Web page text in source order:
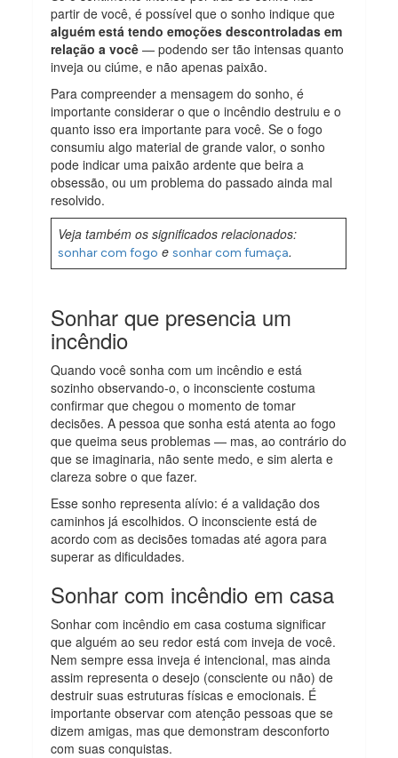
partir de você, é possível que o sonho indique que
alguém está tendo emoções descontroladas em
relação a você — podendo ser tão intensas quanto
inveja ou ciúme, e não apenas paixão.
Para compreender a mensagem do sonho, é
importante considerar o que o incêndio destruiu e o
quanto isso era importante para você. Se o fogo
consumiu algo material de grande valor, o sonho
pode indicar uma paixão ardente que beira a
obsessão, ou um problema do passado ainda mal
resolvido.
Veja também os significados relacionados:
sonhar com fogo esonhar com fumaça.
Sonhar que presencia um
incêndio
Quando você sonha com um incêndio e está
sozinho observando-o, o inconsciente costuma
confirmar que chegou o momento de tomar
decisões. A pessoa que sonha está atenta ao fogo
que queima seus problemas — mas, ao contrário do
que se imaginaria, não sente medo, e sim alerta e
clareza sobre o que fazer.
Esse sonho representa alívio: é a validação dos
caminhos já escolhidos. O inconsciente está de
acordo com as decisões tomadas até agora para
superar as dificuldades.
Sonhar com incêndio em casa
Sonhar com incêndio em casa costuma significar
que alguém ao seu redor está com inveja de você.
Nem sempre essa inveja é intencional, mas ainda
assim representa o desejo (consciente ou não) de
destruir suas estruturas físicas e emocionais. É
importante observar com atenção pessoas que se
dizem amigas, mas que demonstram desconforto
com suas conquistas.